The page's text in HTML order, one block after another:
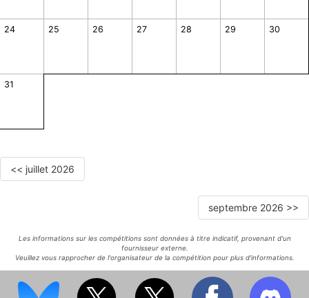
24 25 26 27 28 29 30
31
<< juillet 2026
septembre 2026 >>
Les informations sur les compétitions sont données à titre indicatif, provenant d'un
fournisseur externe.
Veuillez vous rapprocher de l'organisateur de la compétition pour plus d'informations.